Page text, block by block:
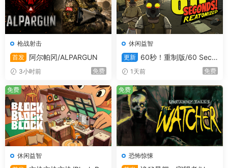
🐺 奇趣敌人 & 非常规战术
为什么爱在地下打洞的狼。还有会走路的洋葱，它们最喜欢
用茎打你………上兵伐谋！请充分利用收集到的宝物、战利品
和新能力来形成自己的战术。
小贴士：记得与岛上的动物交朋友，关键时刻它们说不定能
帮上你的忙，尤其如果你喂它们零食的话！
枪战射击
首发 阿尔帕冈/ALPARGUN
3小时前 免费
休闲益智
更新
60秒！重制版/60 Seco
nds! Reatomized
1天前 免费
休闲益智
免费
恐怖惊悚
免费